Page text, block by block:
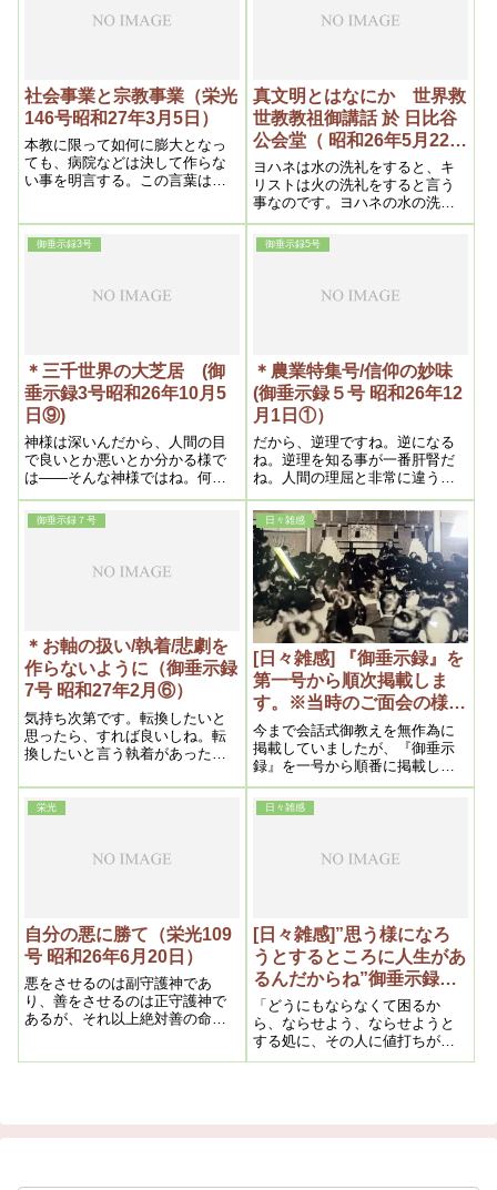
な罪を作っていることになる」
重要なことであることは言うま
でもありません。信仰生活とは
御教えの実践にあるのです
社会事業と宗教事業（栄光
146号昭和27年3月5日）
本教に限って如何に膨大となっ
ても、病院などは決して作らな
い事を明言する。この言葉は現
であるからで、私が医学革命な
う理由がある
真文明とはなにか 世界救
世教教祖御講話 於 日比谷
公会堂（ 昭和26年5月22日
後半)
ヨハネは水の洗礼をすると、キ
リストは火の洗礼をすると言う
事なのです。ヨハネの水の洗礼
はもうノアの洪水ですんだので
す。今度は火の洗礼となると、
それはやはり大変な、大きなこ
御垂示録3号
＊三千世界の大芝居 (御
垂示録3号昭和26年10月5
日⑨)
神様は深いんだから、人間の目
で良いとか悪いとか分かる様で
は――そんな神様ではね。何ん
な悪い奴でも、何んな馬鹿な奴
でもその時は必要があって使わ
れるんです。たいてい、時が経
御垂示録5号
＊農業特集号/信仰の妙味
(御垂示録５号 昭和26年12
月1日①）
だから、逆理ですね。逆になる
ね。逆理を知る事が一番肝腎だ
ね。人間の理屈と非常に違う事
があるのでね。だから、人間の
考えでやった事は、必ず失敗す
る
御垂示録７号
＊お軸の扱い/執着/悲劇を
作らないように（御垂示録
7号 昭和27年2月⑥）
気持ち次第です。転換したいと
思ったら、すれば良いしね。転
換したいと言う執着があったら
ですよ。
日々雑感
[日々雑感] 『御垂示録』を
第一号から順次掲載しま
す。※当時のご面会の様子
（東方の光より引用）
今まで会話式御教えを無作為に
掲載していましたが、『御垂示
録』を一号から順番に掲載して
行きます。
栄光
自分の悪に勝て（栄光109
号 昭和26年6月20日）
悪をさせるのは副守護神であ
り、善をさせるのは正守護神で
あるが、それ以上絶対善の命令
日々雑感
[日々雑感]”思う様になろ
うとするところに人生があ
るんだからね”御垂示録の
お言葉に感激！
「どうにもならなくて困るか
ら、ならせよう、ならせようと
する処に、その人に値打ちがあ
る」の御垂示ですが、何かとっ